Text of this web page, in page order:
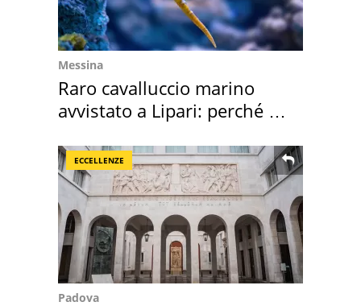
Messina
Raro cavalluccio marino
avvistato a Lipari: perché è
ECCELLENZE
Padova